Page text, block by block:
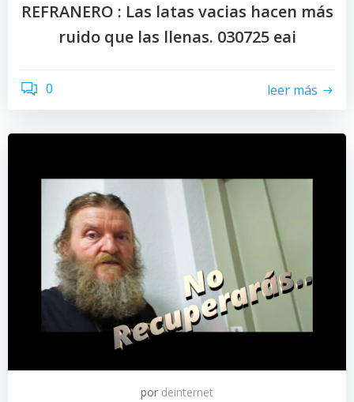
REFRANERO : Las latas vacias hacen más
ruido que las llenas. 030725 eai
0 leer más
por deinternet